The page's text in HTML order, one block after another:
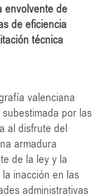
envolvente de
de eficiencia
técnica
valenciana
por las
al disfrute del
armadura
de la ley y la
inacción en las
administrativas